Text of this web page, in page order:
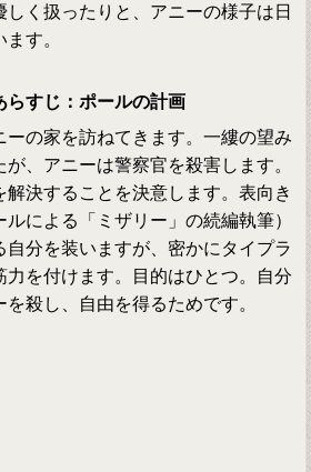
く扱ったりと、アニーの様子は日
す。
らすじ：ポールの計画
ーの家を訪ねてきます。一縷の望み
、アニーは警察官を殺害します。
解決することを決意します。表向き
による「ミザリー」の続編執筆）
自分を装いますが、密かにタイプラ
力を付けます。目的はひとつ。自分
殺し、自由を得るためです。